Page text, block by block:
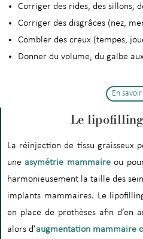
Corriger des rides, des sillons,
Corriger des disgrâces (nez,
Combler des creux (tempes,
Donner du volume, du galbe
En
Le lipofilling
La réinjection de tissu graisseux
uneasymétrie mammaireou
harmonieusement la taille des
implants mammaires. Le
en place de prothèses afin d’en
alors d’augmentation mammaire